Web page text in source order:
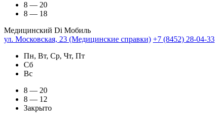
8 — 20
8 — 18
Медицинский Di Мобиль
ул. Московская, 23 (Медицинские справки) +7 (8452) 28-04-33
Пн, Вт, Ср, Чт, Пт
Сб
Вс
8 — 20
8 — 12
Закрыто